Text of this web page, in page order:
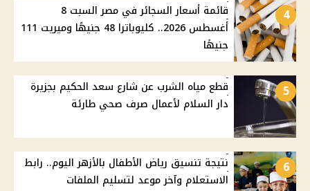
4
قائمة أسعار السجائر في مصر السبت 8
أغسطس 2026.. كليوباترا 48 جنيهًا وميريت 111
جنيهًا
5
قطع مياه الشرب عن شارع سعد الحكيم بجزيرة
دار السلام لأعمال صرف صحي طارئة
6
نتيجة تنسيق رياض الأطفال بالأزهر اليوم.. رابط
الاستعلام وآخر موعد لتسليم الملفات